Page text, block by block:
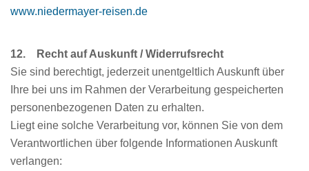
www.niedermayer-reisen.de
12. Recht auf Auskunft / Widerrufsrecht
Sie sind berechtigt, jederzeit unentgeltlich Auskunft über
Ihre bei uns im Rahmen der Verarbeitung gespeicherten
personenbezogenen Daten zu erhalten.
Liegt eine solche Verarbeitung vor, können Sie von dem
Verantwortlichen über folgende Informationen Auskunft
verlangen: